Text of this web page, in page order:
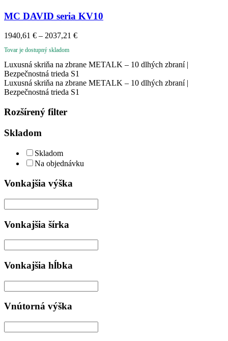
MC DAVID seria KV10
1940,61 € – 2037,21 €
Tovar je dostupný skladom
Luxusná skriňa na zbrane METALK – 10 dlhých zbraní |
Bezpečnostná trieda S1
Luxusná skriňa na zbrane METALK – 10 dlhých zbraní |
Bezpečnostná trieda S1
Rozšírený filter
Skladom
Skladom
Na objednávku
Vonkajšia výška
Vonkajšia šírka
Vonkajšia hĺbka
Vnútorná výška